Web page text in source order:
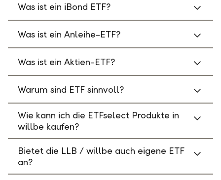
Was ist ein iBond ETF?
Was ist ein Anleihe-ETF?
Was ist ein Aktien-ETF?
Warum sind ETF sinnvoll?
Wie kann ich die ETFselect Produkte in
willbe kaufen?
Bietet die LLB / willbe auch eigene ETF
an?